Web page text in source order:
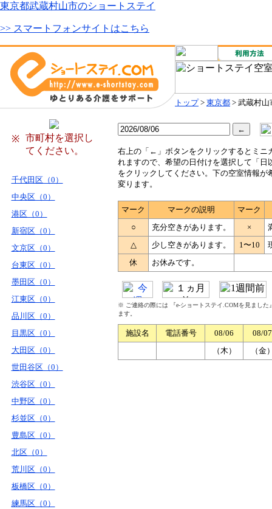
東京都武蔵村山市のショートステイ
>> スマートフォンサイトはこちら
トップ> 東京都 > 武蔵村山
※
市町村を選択し
てください。
千代田区（0）
中央区（0）
港区（0）
新宿区（0）
文京区（0）
台東区（0）
墨田区（0）
江東区（0）
品川区（0）
目黒区（0）
大田区（0）
世田谷区（0）
渋谷区（0）
中野区（0）
杉並区（0）
豊島区（0）
北区（0）
荒川区（0）
板橋区（0）
練馬区（0）
右上の「←」ボタンをクリックするとミニ
れますので、希望の日付けを選択して「日
をクリックしてください。下の空室情報が
変ります。
マーク マークの説明
マーク
○
充分空きがあります。 ×
△
少し空きがあります。 1〜10
休
お休みです。
※ ご連絡の際には 『e-ショートステイ.COMを見まし
ます。
施設名 電話番号 08/06
08/07
（木）
（金